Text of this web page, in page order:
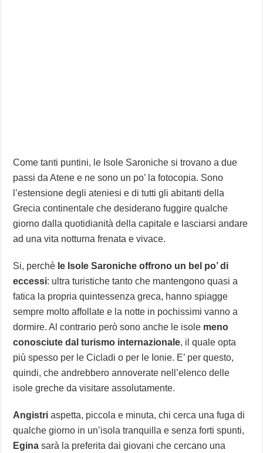
Come tanti puntini, le Isole Saroniche si trovano a due
passi da Atene e ne sono un po’ la fotocopia. Sono
l’estensione degli ateniesi e di tutti gli abitanti della
Grecia continentale che desiderano fuggire qualche
giorno dalla quotidianità della capitale e lasciarsi andare
ad una vita notturna frenata e vivace.
Si, perchè le Isole Saroniche offrono un bel po’ di
eccessi: ultra turistiche tanto che mantengono quasi a
fatica la propria quintessenza greca, hanno spiagge
sempre molto affollate e la notte in pochissimi vanno a
dormire. Al contrario però sono anche le isole meno
conosciute dal turismo internazionale, il quale opta
più spesso per le Cicladi o per le Ionie. E’ per questo,
quindi, che andrebbero annoverate nell’elenco delle
isole greche da visitare assolutamente.
Angistri aspetta, piccola e minuta, chi cerca una fuga di
qualche giorno in un’isola tranquilla e senza forti spunti,
Egina sarà la preferita dai giovani che cercano una